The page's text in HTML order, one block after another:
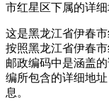
市红星区下属的详细
这是黑龙江省伊春
按照黑龙江省伊春
邮政编码中是涵盖
编所包含的详细地
息。